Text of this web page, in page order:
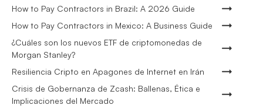
How to Pay Contractors in Brazil: A 2026 Guide
How to Pay Contractors in Mexico: A Business Guide
¿Cuáles son los nuevos ETF de criptomonedas de
Morgan Stanley?
Resiliencia Cripto en Apagones de Internet en Irán
Crisis de Gobernanza de Zcash: Ballenas, Ética e
Implicaciones del Mercado